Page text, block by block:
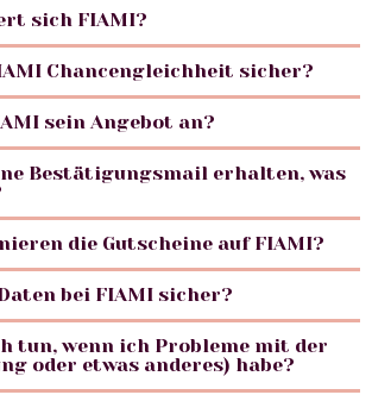
sich FIAMI?
Chancengleichheit sicher?
sein Angebot an?
Bestätigungsmail erhalten, was
die Gutscheine auf FIAMI?
bei FIAMI sicher?
tun, wenn ich Probleme mit der
oder etwas anderes) habe?